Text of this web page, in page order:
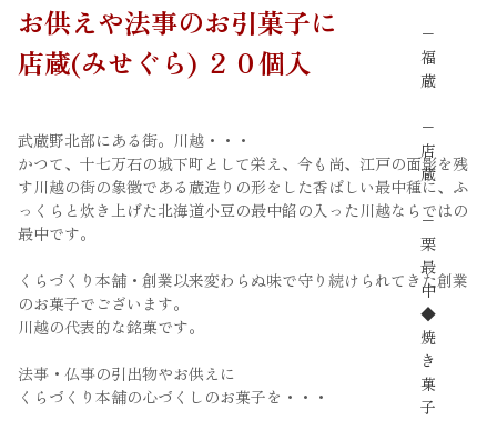
−
福
蔵
−
店
蔵
−
栗
最
中
◆
焼
き
菓
子
お供えや法事のお引菓子に
店蔵(みせぐら) ２０個入
武蔵野北部にある街。川越・・・
かつて、十七万石の城下町として栄え、今も尚、江戸の面影を残
す川越の街の象徴である蔵造りの形をした香ばしい最中種に、ふ
っくらと炊き上げた北海道小豆の最中餡の入った川越ならではの
最中です。
くらづくり本舗・創業以来変わらぬ味で守り続けられてきた創業
のお菓子でございます。
川越の代表的な銘菓です。
法事・仏事の引出物やお供えに
くらづくり本舗の心づくしのお菓子を・・・